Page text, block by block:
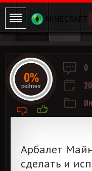
0
Арбалет
сделать и
0%
рейтинг